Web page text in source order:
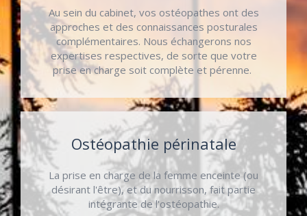
Au sein du cabinet, vos ostéopathes ont des
approches et des connaissances posturales
complémentaires. Nous échangerons nos
expertises respectives, de sorte que votre
prise en charge soit complète et pérenne.
Ostéopathie périnatale
La prise en charge de la femme enceinte (ou
désirant l'être), et du nourrisson, fait partie
intégrante de l'ostéopathie.